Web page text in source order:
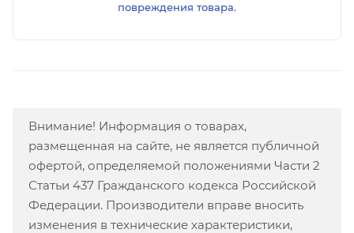
повреждения товара.
Внимание! Информация о товарах,
размещенная на сайте, не является публичной
офертой, определяемой положениями Части 2
Статьи 437 Гражданского кодекса Российской
Федерации. Производители вправе вносить
изменения в технические характеристики,